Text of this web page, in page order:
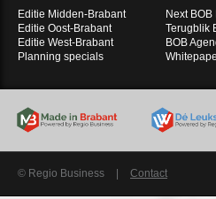
Editie Midden-Brabant
Editie Oost-Brabant
Editie West-Brabant
Planning specials
Next BOB
Terugblik
BOB
© Regio Business Contact